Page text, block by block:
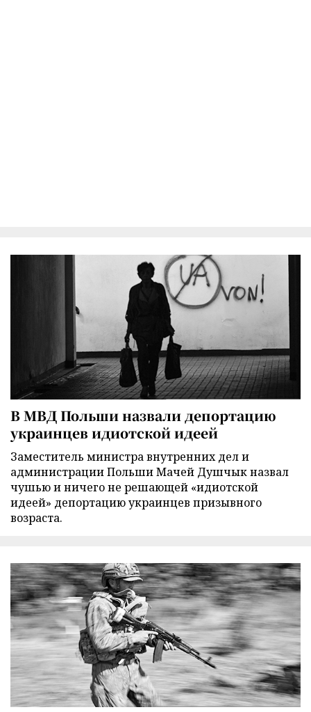
В МВД Польши назвали депортацию
украинцев идиотской идеей
Заместитель министра внутренних дел и
администрации Польши Мачей Душчык назвал
чушью и ничего не решающей «идиотской
идеей» депортацию украинцев призывного
возраста.